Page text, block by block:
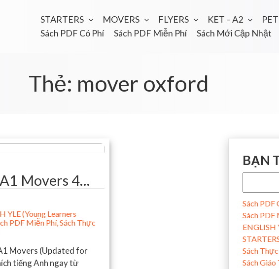
STARTERS MOVERS FLYERS KET – A2
Sách PDF Có Phí
Sách PDF Miễn Phí Sách Mới Cập Nhật
Thẻ: mover oxford
Movers 4…
YLE (Young Learners
PDF Miễn Phí,Sách Thực
Movers (Updated for
tiếng Anh ngay từ
BẠN
Sách PDF
Sách PDF
ENGLISH
Sách
Sách Giáo